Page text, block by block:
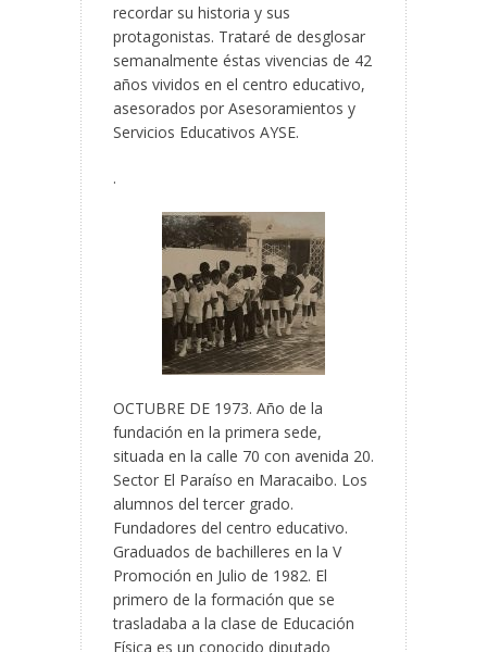
recordar su historia y sus
protagonistas. Trataré de desglosar
semanalmente éstas vivencias de 42
años vividos en el centro educativo,
asesorados por Asesoramientos y
Servicios Educativos AYSE.
.
OCTUBRE DE 1973. Año de la
fundación en la primera sede,
situada en la calle 70 con avenida 20.
Sector El Paraíso en Maracaibo. Los
alumnos del tercer grado.
Fundadores del centro educativo.
Graduados de bachilleres en la V
Promoción en Julio de 1982. El
primero de la formación que se
trasladaba a la clase de Educación
Física es un conocido diputado